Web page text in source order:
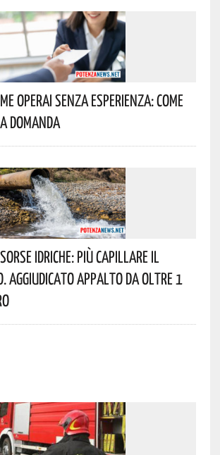
Operai Senza Esperienza: Come
Domanda
Idriche: Più Capillare Il
Aggiudicato Appalto Da Oltre 1